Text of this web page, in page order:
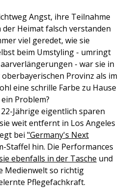
Angst, ihre Teilnahme
Heimat falsch verstanden
viel geredet, wie sie
beim Umstyling - umringt
- war sie in
Provinz als im
eine schrille Farbe zu Hause
Problem?
Jährige eigentlich sparen
weit entfernt in Los Angeles
bei "Germany's Next
Staffel hin. Die Performances
ebenfalls in der Tasche und
Medienwelt so richtig
Pflegefachkraft.